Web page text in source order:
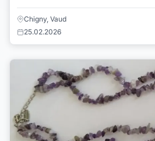
Chigny, Vaud
25.02.2026